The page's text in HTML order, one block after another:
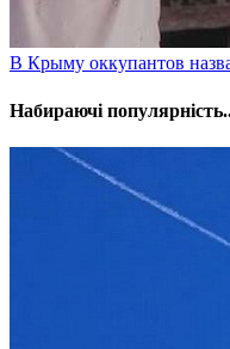
​В Крыму оккупантов
Набираючі